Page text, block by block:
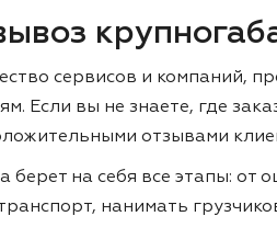
сервисов и компаний,
Если вы не знаете, где
отзывами
берет на себя все этапы:
нанимать